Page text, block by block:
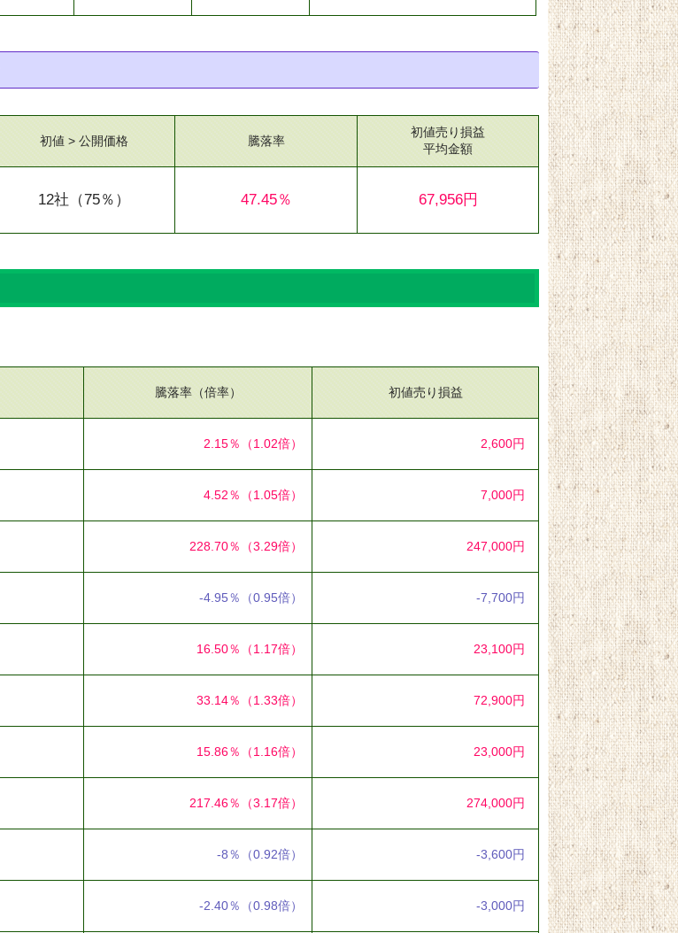
初値 > 公開価格
12社 （75％）
騰落率
47.45％
初値売り損益
平均金額
67,956円
騰落率（倍率） 初値売り損益
2.15％ （1.02倍） 2,600円
4.52％ （1.05倍） 7,000円
228.70％ （3.29倍） 247,000円
-4.95％ （0.95倍） -7,700円
16.50％ （1.17倍） 23,100円
33.14％ （1.33倍） 72,900円
15.86％ （1.16倍） 23,000円
217.46％ （3.17倍） 274,000円
-8％ （0.92倍） -3,600円
-2.40％ （0.98倍） -3,000円